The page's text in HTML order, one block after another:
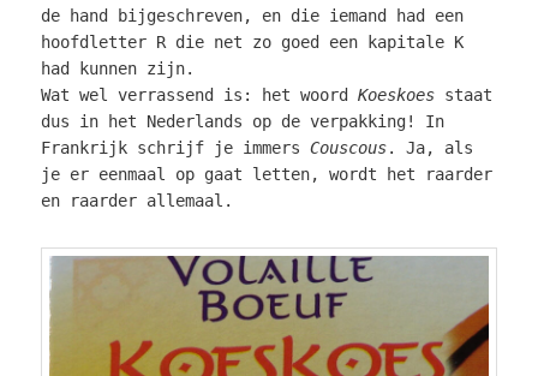
de hand bijgeschreven, en die iemand had een
hoofdletter R die net zo goed een kapitale K
had kunnen zijn.
Wat wel verrassend is: het woordKoeskoes staat
dus in het Nederlands op de verpakking! In
Frankrijk schrijf je immersCouscous. Ja, als
je er eenmaal op gaat letten, wordt het raarder
en raarder allemaal.